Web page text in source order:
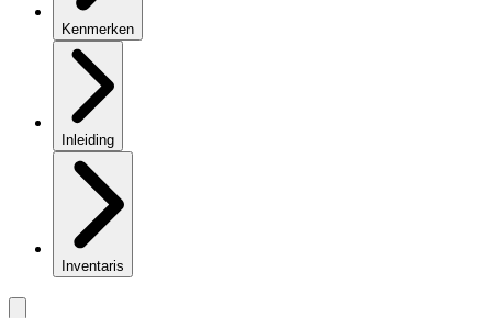
Kenmerken
Inleiding
Inventaris